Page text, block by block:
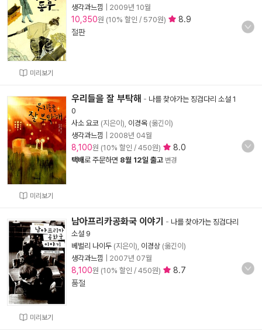
미리보기
생각과느낌
2009년 10월
10,350원 (10% 할인 / 570원)
8.9
절판
미리보기
우리들을 잘 부탁해 - 나를 찾아가는 징검다리 소설 1
0
사소 요코 (지은이), 이경옥 (옮긴이)
생각과느낌
2008년 04월
8,100원 (10% 할인 / 450원) 8.0
택배로 주문하면 8월 12일 출고 변경
미리보기
남아프리카공화국 이야기 - 나를 찾아가는 징검다리
소설 9
베벌리 나이두 (지은이), 이경상 (옮긴이)
생각과느낌
2007년 07월
8,100원 (10% 할인 / 450원)
8.7
품절